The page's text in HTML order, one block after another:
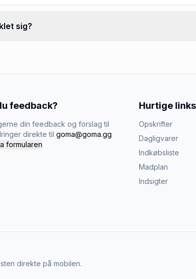
sig?
feedback?
din feedback og forslag til
direkte til goma@goma.gg
formularen
Hurtige links
Opskrifter
Dagligvarer
Indkøbsliste
Madplan
Indsigter
direkte på mobilen.